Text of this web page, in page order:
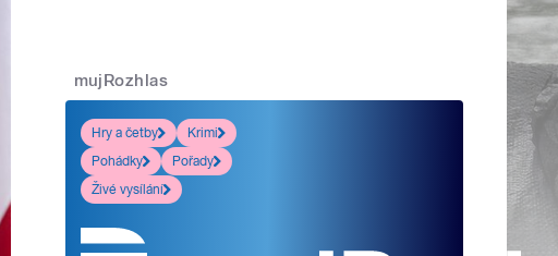
mujRozhlas
Hry a četby
Krimi
Pohádky
Pořady
Živé vysílání